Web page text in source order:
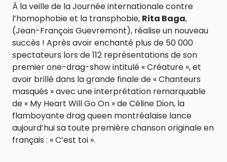
À la veille de la Journée internationale contre
l’homophobie et la transphobie, Rita Baga,
(Jean-François Guevremont), réalise un nouveau
succès ! Après avoir enchanté plus de 50 000
spectateurs lors de 112 représentations de son
premier one-drag-show intitulé « Créature », et
avoir brillé dans la grande finale de « Chanteurs
masqués » avec une interprétation remarquable
de « My Heart Will Go On » de Céline Dion, la
flamboyante drag queen montréalaise lance
aujourd’hui sa toute première chanson originale en
français : « C’est toi ».